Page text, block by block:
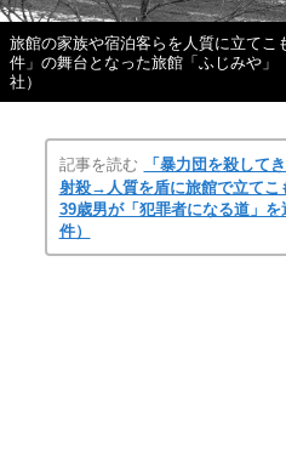
旅館の家族や宿泊客らを人質に立てこ
件」の舞台となった旅館「ふじみや」
社）
記事を読む
「暴力団を殺して
射殺→人質を盾に旅館で立て
39歳男が「犯罪者になる道」
件）